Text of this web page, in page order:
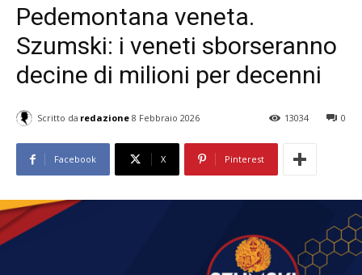
Pedemontana veneta.
Szumski: i veneti sborseranno
decine di milioni per decenni
Scritto da redazione 8 Febbraio 2026 0
13034
Facebook X Pinterest